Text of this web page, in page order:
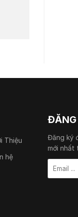
Thiệu
hệ
Đăng ký
mới nhất